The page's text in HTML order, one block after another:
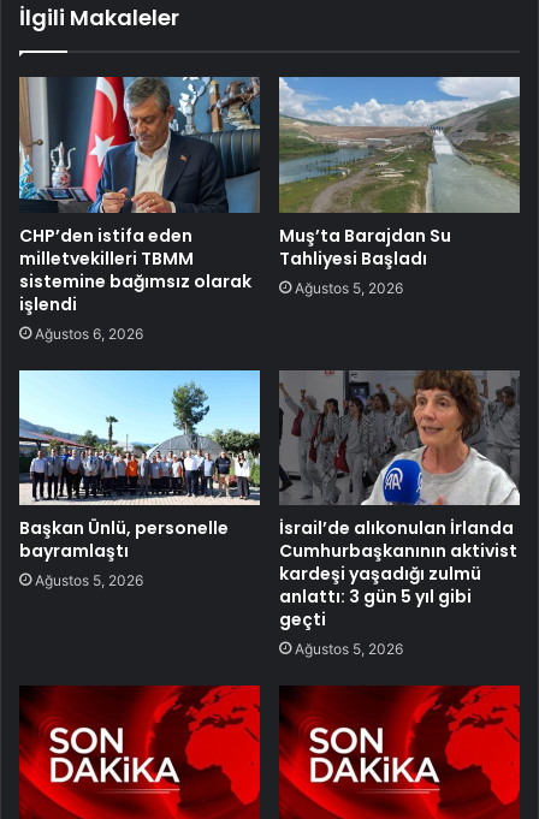
İlgili Makaleler
CHP’den istifa eden
milletvekilleri TBMM
sistemine bağımsız olarak
işlendi
Ağustos 6, 2026
Muş’ta Barajdan Su
Tahliyesi Başladı
Ağustos 5, 2026
Başkan Ünlü, personelle
bayramlaştı
Ağustos 5, 2026
İsrail’de alıkonulan İrlanda
Cumhurbaşkanının aktivist
kardeşi yaşadığı zulmü
anlattı: 3 gün 5 yıl gibi
geçti
Ağustos 5, 2026